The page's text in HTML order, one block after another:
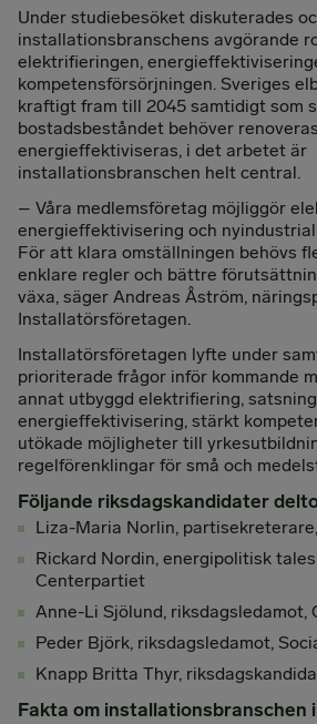
Under studiebesöket diskuterades
installationsbranschens avgörande
elektrifieringen,
kompetensförsörjningen. Sveriges
kraftigt fram till 2045 samtidigt som
bostadsbeståndet behöver
energieffektiviseras, i det arbetet är
installationsbranschen helt central.
– Våra medlemsföretag möjliggör
energieffektivisering och
För att klara omställningen behövs
enklare regler och bättre
växa, säger Andreas Åström,
Installatörsföretagen.
Installatörsföretagen lyfte under
prioriterade frågor inför kommande
annat utbyggd elektrifiering,
energieffektivisering, stärkt
utökade möjligheter till
regelförenklingar för små och
Följande riksdagskandidater
Liza-Maria Norlin,
Rickard Nordin, energipolitisk
Centerpartiet
Anne-Li Sjölund, riksdagsledamot,
Peder Björk, riksdagsledamot,
Knapp Britta Thyr,
Fakta om installationsbranschen